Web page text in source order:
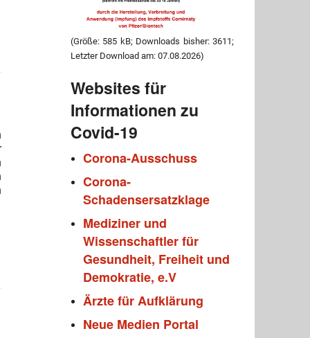
(Größe: 585 kB; Downloads bisher: 3611;
Letzter Download am: 07.08.2026)
Websites für
Informationen zu
Covid-19
Corona-Ausschuss
Corona-
Schadensersatzklage
Mediziner und
Wissenschaftler für
Gesundheit, Freiheit und
Demokratie, e.V
Ärzte für Aufklärung
Neue Medien Portal